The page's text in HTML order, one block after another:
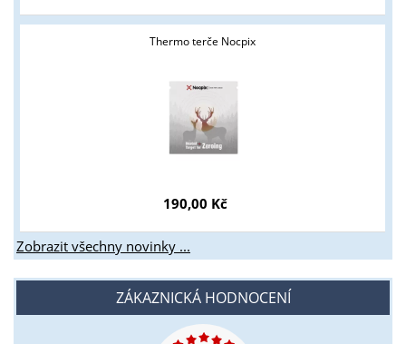
Thermo terče Nocpix
190,00 Kč
Zobrazit všechny novinky ...
ZÁKAZNICKÁ HODNOCENÍ